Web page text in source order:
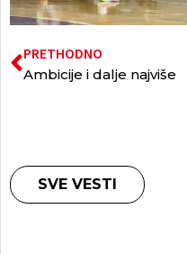
PRETHODNO
Ambicije i dalje najviše
SVE VESTI